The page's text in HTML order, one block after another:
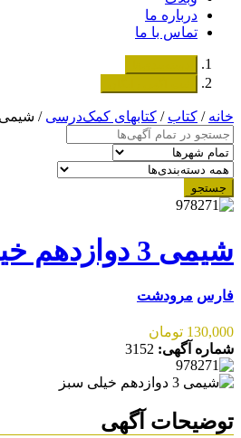
درباره ما
تماس با ما
خانه/ کتاب/ کتابهای کمک‌درسی / شیمی 3 دوازدهم خیلی سبز
جستجو
شیمی 3 دوازدهم خیلی سبز
فارس مرودشت
130,000 تومان
شماره آگهی: 3152
توضیحات آگهی